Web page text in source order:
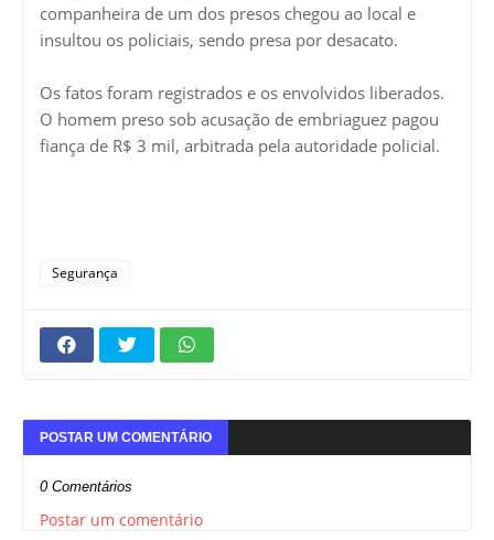
companheira de um dos presos chegou ao local e
insultou os policiais, sendo presa por desacato.
Os fatos foram registrados e os envolvidos liberados.
O homem preso sob acusação de embriaguez pagou
fiança de R$ 3 mil, arbitrada pela autoridade policial.
Segurança
POSTAR UM COMENTÁRIO
0 Comentários
Postar um comentário